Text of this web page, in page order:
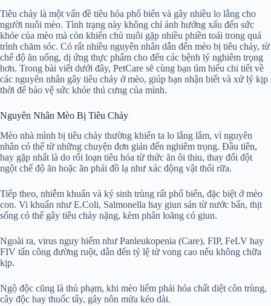
Tiêu chảy là một vấn đề tiêu hóa phổ biến và gây nhiều lo lắng cho
người nuôi mèo. Tình trạng này không chỉ ảnh hưởng xấu đến sức
khỏe của mèo mà còn khiến chủ nuôi gặp nhiều phiền toái trong quá
trình chăm sóc. Có rất nhiều nguyên nhân dẫn đến mèo bị tiêu chảy, từ
chế độ ăn uống, dị ứng thực phẩm cho đến các bệnh lý nghiêm trọng
hơn. Trong bài viết dưới đây, PetCare sẽ cùng bạn tìm hiểu chi tiết về
các nguyên nhân gây tiêu chảy ở mèo, giúp bạn nhận biết và xử lý kịp
thời để bảo vệ sức khỏe thú cưng của mình.
Nguyên Nhân Mèo Bị Tiêu Chảy
Mèo nhà mình bị tiêu chảy thường khiến ta lo lắng lắm, vì nguyên
nhân có thể từ những chuyện đơn giản đến nghiêm trọng. Đầu tiên,
hay gặp nhất là do rối loạn tiêu hóa từ thức ăn ôi thiu, thay đổi đột
ngột chế độ ăn hoặc ăn phải đồ lạ như xác động vật thối rữa.
Tiếp theo, nhiễm khuẩn và ký sinh trùng rất phổ biến, đặc biệt ở mèo
con. Vi khuẩn như E.Coli, Salmonella hay giun sán từ nước bẩn, thịt
sống có thể gây tiêu chảy nặng, kèm phân loãng có giun.
Ngoài ra, virus nguy hiểm như Panleukopenia (Care), FIP, FeLV hay
FIV tấn công đường ruột, dẫn đến tỷ lệ tử vong cao nếu không chữa
kịp.
Ngộ độc cũng là thủ phạm, khi mèo liếm phải hóa chất diệt côn trùng,
cây độc hay thuốc tẩy, gây nôn mửa kéo dài.